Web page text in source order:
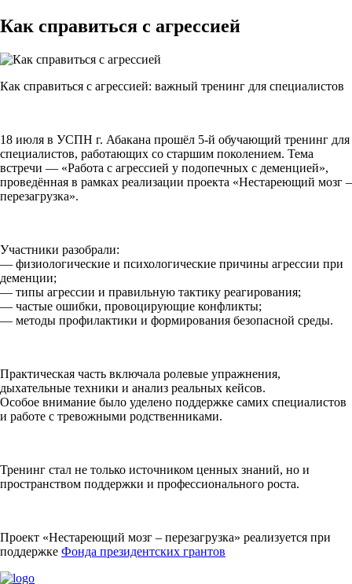
Как справиться с агрессией
Как справиться с агрессией: важный тренинг для специалистов
18 июля в УСПН г. Абакана прошёл 5-й обучающий тренинг для
специалистов, работающих со старшим поколением. Тема
встречи — «Работа с агрессией у подопечных с деменцией»,
проведённая в рамках реализации проекта «Нестареющий мозг –
перезагрузка».
Участники разобрали:
— физиологические и психологические причины агрессии при
деменции;
— типы агрессии и правильную тактику реагирования;
— частые ошибки, провоцирующие конфликты;
— методы профилактики и формирования безопасной среды.
Практическая часть включала ролевые упражнения,
дыхательные техники и анализ реальных кейсов.
Особое внимание было уделено поддержке самих специалистов
и работе с тревожными родственниками.
Тренинг стал не только источником ценных знаний, но и
пространством поддержки и профессионального роста.
Проект «Нестареющий мозг – перезагрузка» реализуется при
поддержке Фонда президентских грантов